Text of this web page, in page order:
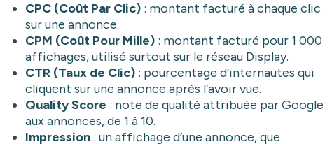
CPC (Coût Par Clic) : montant facturé à chaque clic
sur une annonce.
CPM (Coût Pour Mille) : montant facturé pour 1 000
affichages, utilisé surtout sur le réseau Display.
CTR (Taux de Clic) : pourcentage d’internautes qui
cliquent sur une annonce après l’avoir vue.
Quality Score : note de qualité attribuée par Google
aux annonces, de 1 à 10.
Impression : un affichage d’une annonce, que